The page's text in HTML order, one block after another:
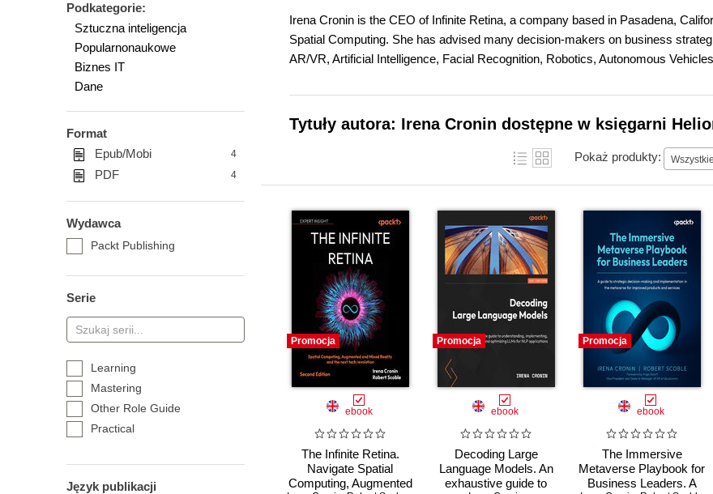
Podkategorie:
Sztuczna inteligencja
Popularnonaukowe
Biznes IT
Dane
Format
Epub/Mobi
4
PDF 4
Wydawca
Packt Publishing
Serie
Learning
Mastering
Other Role Guide
Practical
Język publikacji
Irena Cronin is the CEO of Infinite Retina, a company based in Pasadena,
Spatial Computing. She has advised many decision-makers on business
AR/VR, Artificial Intelligence, Facial Recognition, Robotics, Autonomous
Tytuły autora: Irena Cronin dostępne w księgarni
Pokaż produkty: Wszystkie
Promocja
ebook
The Infinite Retina.
Navigate Spatial
Computing, Augmented
Promocja
ebook
Decoding Large
Language Models. An
exhaustive guide to
Promocja
ebook
The Immersive
Metaverse Playbook for
Business Leaders. A